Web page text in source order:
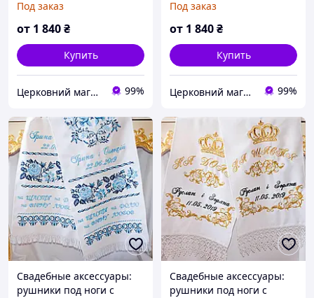
Под заказ
от 1 840₴
Купить
Церковний магазин "Трикірій" 99%
Под заказ
от 1 840₴
Купить
Церковний магазин "Трикірій" 99%
Свадебные аксессуары:
рушники под ноги с
Свадебные аксессуары:
рушники под ноги с